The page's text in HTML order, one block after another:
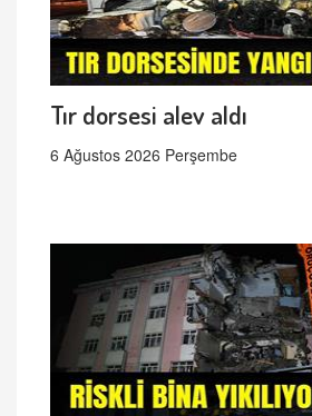
Tır dorsesi alev aldı
6 Ağustos 2026 Perşembe